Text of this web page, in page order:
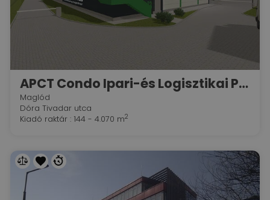
APCT Condo Ipari-és Logisztikai Park Maglód
Maglód
Dóra Tivadar utca
Kiadó raktár : 144 - 4.070 m2